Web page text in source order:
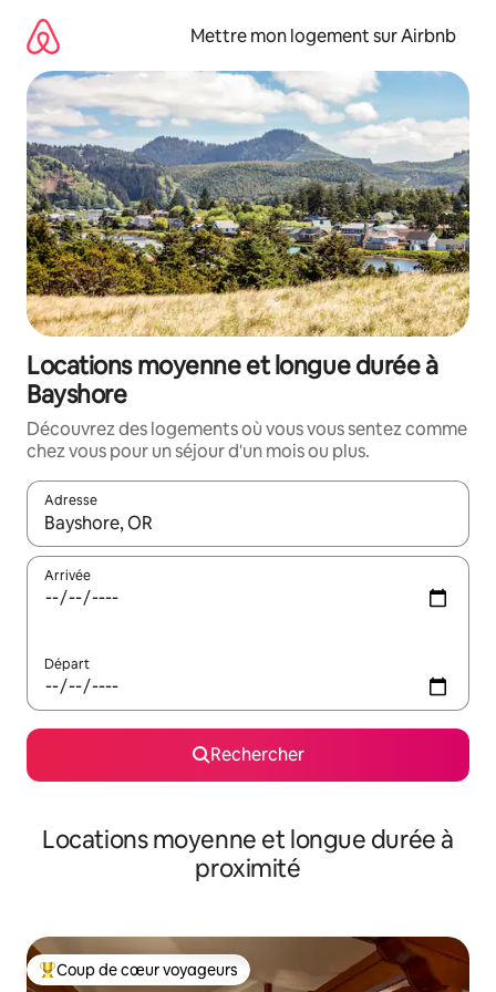
directement
contenu
Mettre mon logement sur Airbnb
Locations moyenne et longue durée à
Bayshore
Découvrez des logements où vous vous sentez comme
chez vous pour un séjour d'un mois ou plus.
Adresse
Lorsque les résultats s'affichent, utilisez les flèches vers le
Arrivée
Départ
Rechercher
Locations moyenne et longue durée à
proximité
Coups de cœur voyageurs les plus appréciés
Coup de cœur voyageurs